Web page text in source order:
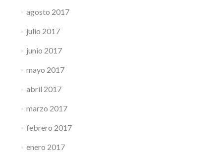
agosto 2017
julio 2017
junio 2017
mayo 2017
abril 2017
marzo 2017
febrero 2017
enero 2017